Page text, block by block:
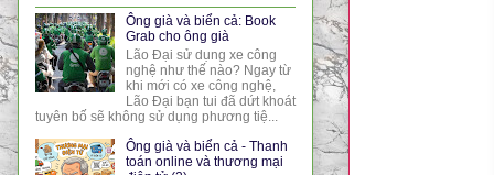
Ông già và biển cả: Book
Grab cho ông già
Lão Đại sử dụng xe công
nghệ như thế nào? Ngay từ
khi mới có xe công nghệ,
Lão Đại bạn tui đã dứt khoát
tuyên bố sẽ không sử dụng phương tiệ...
Ông già và biển cả - Thanh
toán online và thương mại